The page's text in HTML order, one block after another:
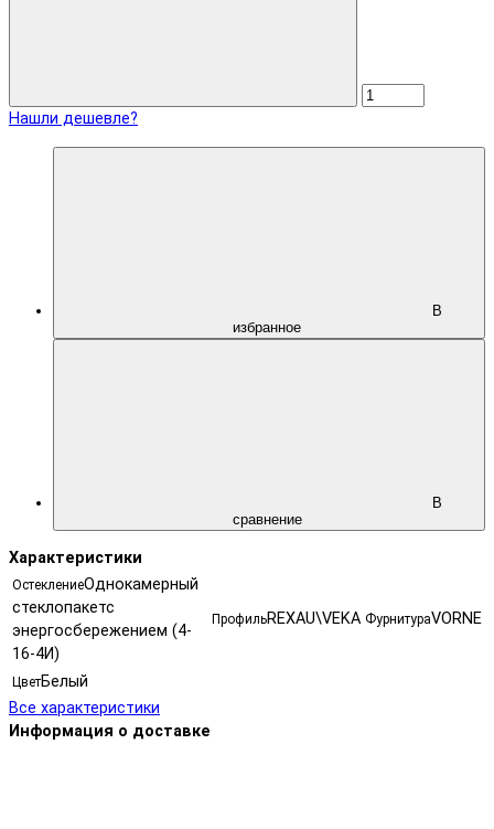
Нашли дешевле?
В
избранное
В
сравнение
Характеристики
ОстеклениеОднокамерный
стеклопакетс
энергосбережением (4-
16-4И)
ПрофильREXAU\VEKA ФурнитураVORNE
ЦветБелый
Все характеристики
Информация о доставке